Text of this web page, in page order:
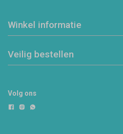
Winkel informatie
Veilig bestellen
Volg ons